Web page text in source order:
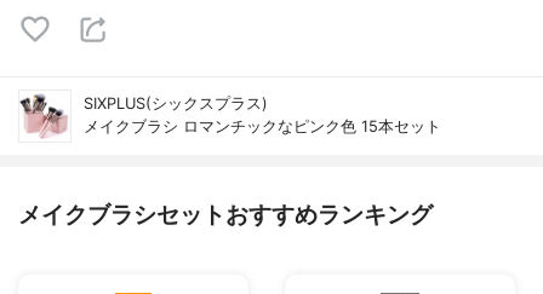
SIXPLUS(シックスプラス)
メイクブラシ ロマンチックなピンク色 15本セット
メイクブラシセットおすすめランキング